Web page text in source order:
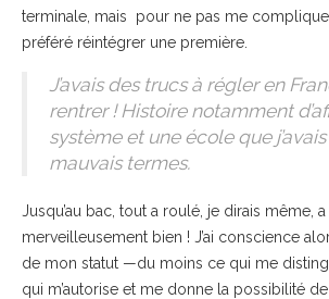
terminale, mais pour ne pas me
préféré réintégrer une première.
J’avais des trucs à régler en
rentrer ! Histoire notamment
système et une école que
mauvais termes.
Jusqu’au bac, tout a roulé, je dirais même,
merveilleusement bien ! J’ai conscience
de mon statut —du moins ce qui me
qui m’autorise et me donne la possibilité